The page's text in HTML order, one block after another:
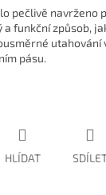
pečlivě navrženo
funkční způsob,
utahování
pásu.
HLÍDAT